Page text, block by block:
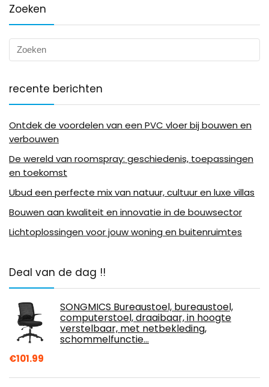
Zoeken
recente berichten
Ontdek de voordelen van een PVC vloer bij bouwen en
verbouwen
De wereld van roomspray: geschiedenis, toepassingen
en toekomst
Ubud een perfecte mix van natuur, cultuur en luxe villas
Bouwen aan kwaliteit en innovatie in de bouwsector
Lichtoplossingen voor jouw woning en buitenruimtes
Deal van de dag !!
SONGMICS Bureaustoel, bureaustoel,
computerstoel, draaibaar, in hoogte
verstelbaar, met netbekleding,
schommelfunctie…
€101.99